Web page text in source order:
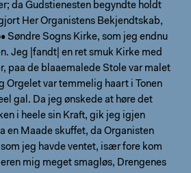
da Gudstienesten begyndte holdt
Her Organistens Bekjendtskab,
Søndre Sogns Kirke, som jeg endnu
Jeg |fandt| en ret smuk Kirke med
paa de blaaemalede Stole var malet
Orgelet var temmelig haart i Tonen
gal. Da jeg ønskede at høre det
i heele sin Kraft, gik jeg igjen
en Maade skuffet, da Organisten
jeg havde ventet, især fore kom
mig meget smagløs, Drengenes